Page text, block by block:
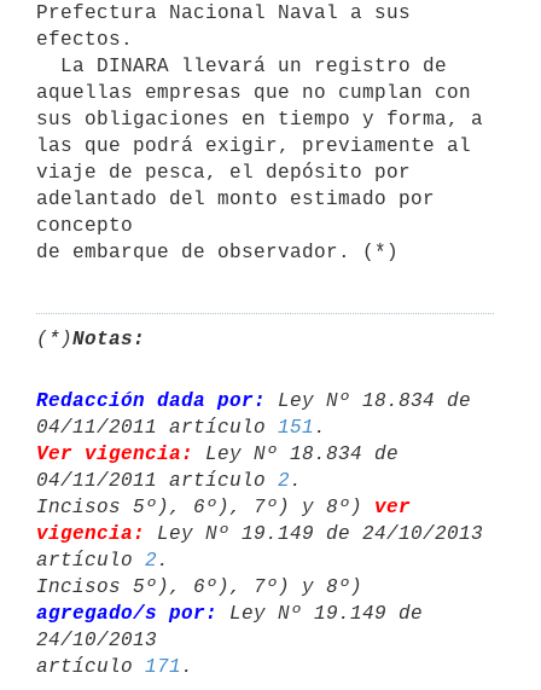
Prefectura Nacional Naval a sus
efectos.
aquellas empresas que no cumplan con
sus obligaciones en tiempo y forma, a
las que podrá exigir, previamente al
viaje de pesca, el depósito por
adelantado del monto estimado por
concepto
de embarque de observador. (*)
(*)Notas:
Redacción dada por:
Ley Nº 18.834 de
04/11/2011 artículo 151
Ver vigencia:
Ley Nº 18.834 de
04/11/2011 artículo 2 .
Incisos 5º), 6º), 7º) y 8º) ver
vigencia:
Ley Nº 19.149 de 24/10/2013
artículo 2 .
agregado/s por:
Ley Nº 19.149 de
24/10/2013
artículo 171